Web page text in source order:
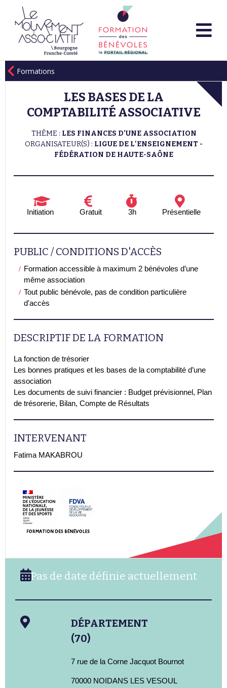
Formations
LES BASES DE LA
COMPTABILITÉ ASSOCIATIVE
THÈME : LES FINANCES D'UNE ASSOCIATION
ORGANISATEUR(S) : LIGUE DE L'ENSEIGNEMENT -
FÉDÉRATION DE HAUTE-SAÔNE
Initiation Gratuit 3h Présentielle
PUBLIC / CONDITIONS D'ACCÈS
Formation accessible à maximum 2 bénévoles d’une
même association
Tout public bénévole, pas de condition particulière
d'accès
DESCRIPTIF DE LA FORMATION
La fonction de trésorier
Les bonnes pratiques et les bases de la comptabilité d’une
association
Les documents de suivi financier : Budget prévisionnel, Plan
de trésorerie, Bilan, Compte de Résultats
INTERVENANT
Fatima MAKABROU
Pas de date définie actuellement
DÉPARTEMENT
(70)
7 rue de la Corne Jacquot Bournot
70000 NOIDANS LES VESOUL